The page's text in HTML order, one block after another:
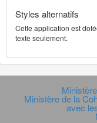
Styles alternatifs
Cette application est
texte seulement.
Ministère de la
avec